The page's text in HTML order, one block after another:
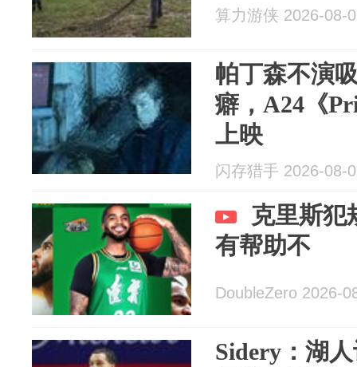
算力游侠 2026-08-
帕丁森不演
癖，A24《
上映
闪存猎手 2026-08-
克里斯犯
有帮助不
DoubleZero 2026-
Sidery：湖